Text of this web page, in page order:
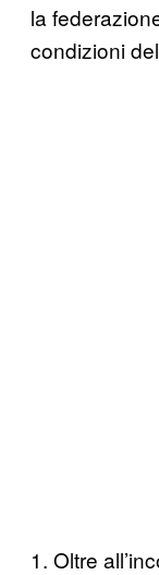
la
condizioni
1. Oltre